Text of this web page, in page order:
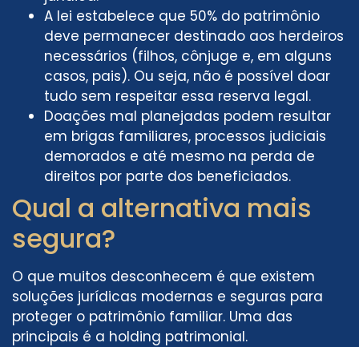
A lei estabelece que 50% do patrimônio
deve permanecer destinado aos herdeiros
necessários (filhos, cônjuge e, em alguns
casos, pais). Ou seja, não é possível doar
tudo sem respeitar essa reserva legal.
Doações mal planejadas podem resultar
em brigas familiares, processos judiciais
demorados e até mesmo na perda de
direitos por parte dos beneficiados.
Qual a alternativa mais
segura?
O que muitos desconhecem é que existem
soluções jurídicas modernas e seguras para
proteger o patrimônio familiar. Uma das
principais é a holding patrimonial.